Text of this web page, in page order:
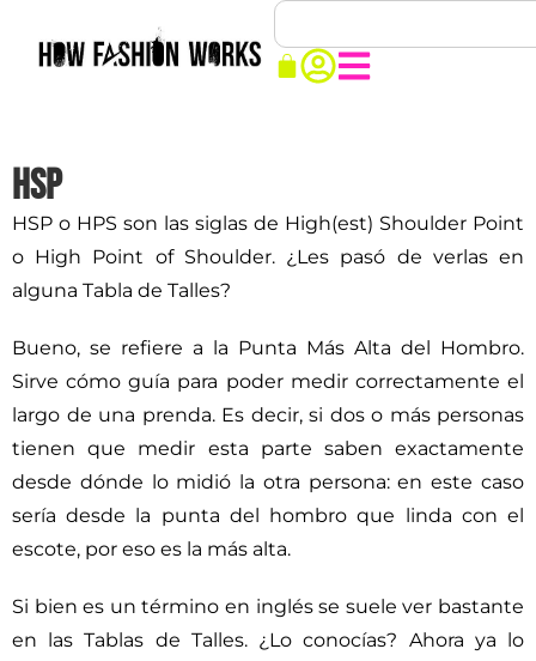
HSP
HSP o HPS son las siglas de High(est) Shoulder Point
o High Point of Shoulder. ¿Les pasó de verlas en
alguna Tabla de Talles?
Bueno, se refiere a la Punta Más Alta del Hombro.
Sirve cómo guía para poder medir correctamente el
largo de una prenda. Es decir, si dos o más personas
tienen que medir esta parte saben exactamente
desde dónde lo midió la otra persona: en este caso
sería desde la punta del hombro que linda con el
escote, por eso es la más alta.
Si bien es un término en inglés se suele ver bastante
en las Tablas de Talles. ¿Lo conocías? Ahora ya lo